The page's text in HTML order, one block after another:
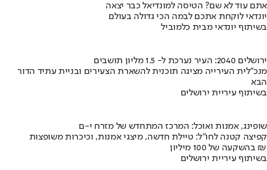
אתם עוד לא שם? הטיסה למונדיאל כבר יצאה
יונדאי לוקחת אתכם לבמה הכי גדולה בעולם
בשיתוף יונדאי מבית כלמוביל
ירושלים 2040: העיר נערכת ל- 1.5 מליון תושבים
מנכ"לית העירייה מציגה תוכנית להשארת הצעירים ובניית עתיד הדור
הבא
בשיתוף עיריית ירושלים
שופינג, אמנות ואוכל: המרכז המתחדש של מזרח י-ם
קפיצה קטנה לחו"ל: טיילת חדשה, מיצגי אמנות, וכיכרות משופצות
בהשקעה של 100 מיליון ₪
בשיתוף עיריית ירושלים